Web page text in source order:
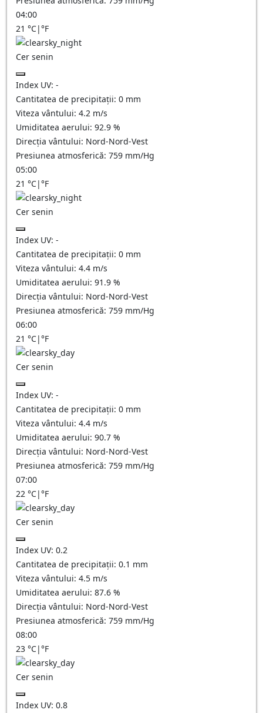
04:00
21 °C|°F
Cer senin
Index UV: -
Cantitatea de precipitații: 0 mm
Viteza vântului: 4.2 m/s
Umiditatea aerului: 92.9 %
Direcția vântului: Nord-Nord-Vest
Presiunea atmosferică: 759 mm/Hg
05:00
21 °C|°F
Cer senin
Index UV: -
Cantitatea de precipitații: 0 mm
Viteza vântului: 4.4 m/s
Umiditatea aerului: 91.9 %
Direcția vântului: Nord-Nord-Vest
Presiunea atmosferică: 759 mm/Hg
06:00
21 °C|°F
Cer senin
Index UV: -
Cantitatea de precipitații: 0 mm
Viteza vântului: 4.4 m/s
Umiditatea aerului: 90.7 %
Direcția vântului: Nord-Nord-Vest
Presiunea atmosferică: 759 mm/Hg
07:00
22 °C|°F
Cer senin
Index UV: 0.2
Cantitatea de precipitații: 0.1 mm
Viteza vântului: 4.5 m/s
Umiditatea aerului: 87.6 %
Direcția vântului: Nord-Nord-Vest
Presiunea atmosferică: 759 mm/Hg
08:00
23 °C|°F
Cer senin
Index UV: 0.8